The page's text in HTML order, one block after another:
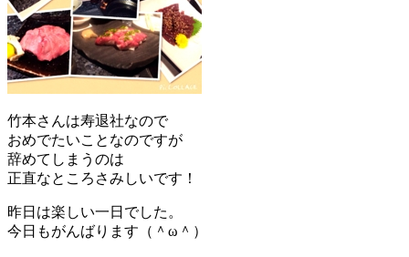
竹本さんは寿退社なので
おめでたいことなのですが
辞めてしまうのは
正直なところさみしいです！
昨日は楽しい一日でした。
今日もがんばります（＾ω＾）